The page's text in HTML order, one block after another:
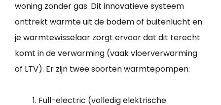
woning zonder gas. Dit innovatieve systeem
onttrekt warmte uit de bodem of buitenlucht en
je warmtewisselaar zorgt ervoor dat dit terecht
komt in de verwarming (vaak vloerverwarming
of LTV). Er zijn twee soorten warmtepompen:
Full-electric (volledig elektrische